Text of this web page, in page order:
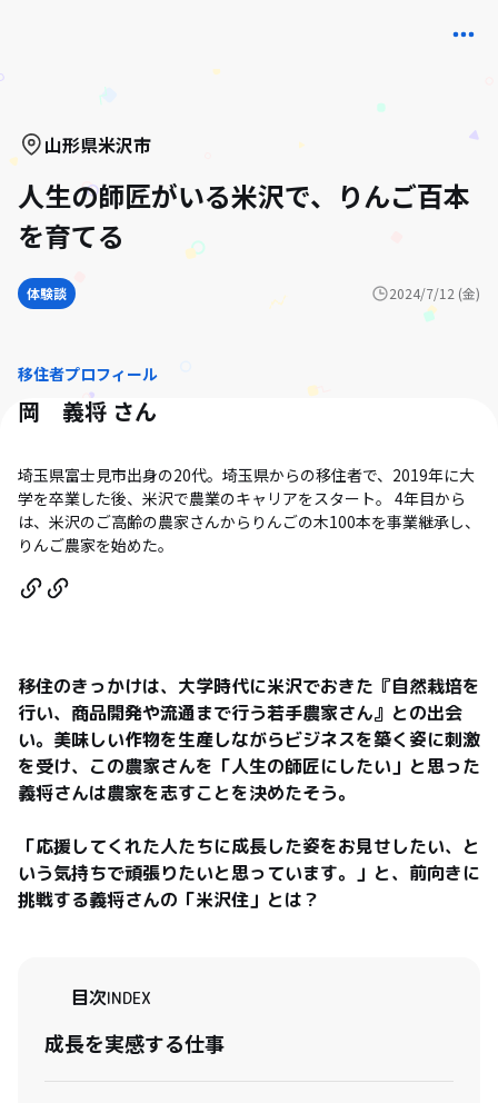
山形県米沢市
人生の師匠がいる米沢で、りんご百本
を育てる
体験談 2024/7/12 (金)
移住者プロフィール
岡 義将 さん
埼玉県富士見市出身の20代。埼玉県からの移住者で、2019年に大
学を卒業した後、米沢で農業のキャリアをスタート。 4年目から
は、米沢のご高齢の農家さんからりんごの木100本を事業継承し、
りんご農家を始めた。
移住のきっかけは、大学時代に米沢でおきた『自然栽培を
行い、商品開発や流通まで行う若手農家さん』との出会
い。美味しい作物を生産しながらビジネスを築く姿に刺激
を受け、この農家さんを「人生の師匠にしたい」と思った
義将さんは農家を志すことを決めたそう。
「応援してくれた人たちに成長した姿をお見せしたい、と
いう気持ちで頑張りたいと思っています。」と、前向きに
挑戦する義将さんの「米沢住」とは？
目次INDEX
成長を実感する仕事